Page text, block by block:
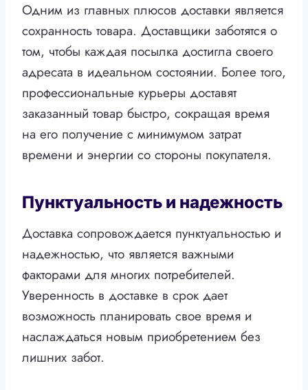
Одним из главных плюсов доставки является
сохранность товара. Доставщики заботятся о
том, чтобы каждая посылка достигла своего
адресата в идеальном состоянии. Более того,
профессиональные курьеры доставят
заказанный товар быстро, сокращая время
на его получение с минимумом затрат
времени и энергии со стороны покупателя.
Пунктуальность и надежность
Доставка сопровождается пунктуальностью и
надежностью, что является важными
факторами для многих потребителей.
Уверенность в доставке в срок дает
возможность планировать свое время и
наслаждаться новым приобретением без
лишних забот.